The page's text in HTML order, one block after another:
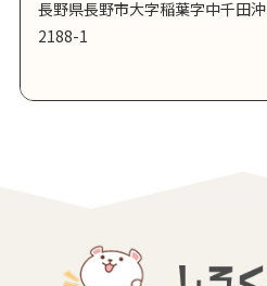
長野県長野市大字稲葉字中千田沖
2188-1